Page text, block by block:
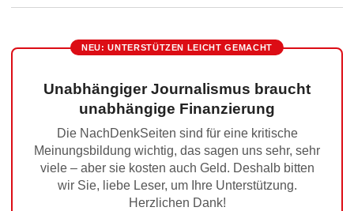
NEU: UNTERSTÜTZEN LEICHT GEMACHT
Unabhängiger Journalismus braucht
unabhängige Finanzierung
Die NachDenkSeiten sind für eine kritische
Meinungsbildung wichtig, das sagen uns sehr, sehr
viele – aber sie kosten auch Geld. Deshalb bitten
wir Sie, liebe Leser, um Ihre Unterstützung.
Herzlichen Dank!